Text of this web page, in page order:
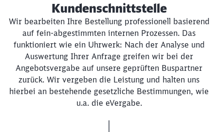
Kundenschnittstelle
Wir bearbeiten Ihre Bestellung professionell basierend
auf fein-abgestimmten internen Prozessen. Das
funktioniert wie ein Uhrwerk: Nach der Analyse und
Auswertung Ihrer Anfrage greifen wir bei der
Angebotsvergabe auf unsere geprüften Buspartner
zurück. Wir vergeben die Leistung und halten uns
hierbei an bestehende gesetzliche Bestimmungen, wie
u.a. die eVergabe.